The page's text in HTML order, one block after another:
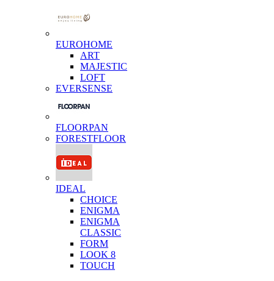
EUROHOME
ART
MAJESTIC
LOFT
EVERSENSE
FLOORPAN
FORESTFLOOR
IDEAL
CHOICE
ENIGMA
ENIGMA
CLASSIC
FORM
LOOK 8
TOUCH